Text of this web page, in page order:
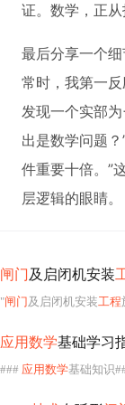
证。数学，正从
最后分享一个
常时，我第一
发现一个实部
出是数学问题
件重要十倍。”
层逻辑的眼睛。
闸门 及启闭机安装
"闸门及启闭机安装工程
应用数学基础学习
### 应用数学基础知识